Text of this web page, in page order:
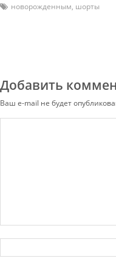
новорожденным, шорты
Добавить
Ваш e-mail не будет